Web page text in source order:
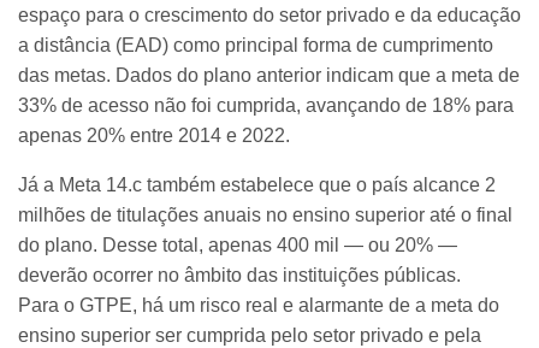
espaço para o crescimento do setor privado e da educação
a distância (EAD) como principal forma de cumprimento
das metas. Dados do plano anterior indicam que a meta de
33% de acesso não foi cumprida, avançando de 18% para
apenas 20% entre 2014 e 2022.
Já a Meta 14.c também estabelece que o país alcance 2
milhões de titulações anuais no ensino superior até o final
do plano. Desse total, apenas 400 mil — ou 20% —
deverão ocorrer no âmbito das instituições públicas.
Para o GTPE, há um risco real e alarmante de a meta do
ensino superior ser cumprida pelo setor privado e pela